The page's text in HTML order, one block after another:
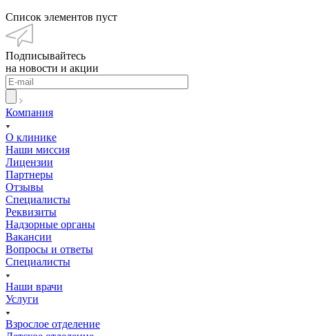
Список элементов пуст
Подписывайтесь
на новости и акции
Компания
О клинике
Наши миссия
Лицензии
Партнеры
Отзывы
Специалисты
Реквизиты
Надзорные органы
Вакансии
Вопросы и ответы
Специалисты
Наши врачи
Услуги
Взрослое отделение